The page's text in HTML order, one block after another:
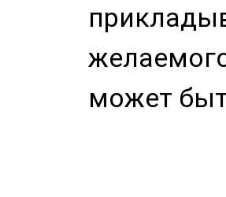
может